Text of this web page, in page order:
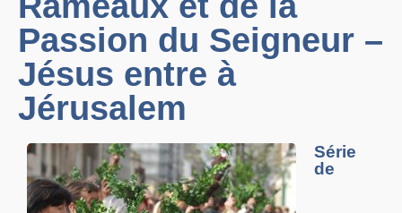
Passion du Seigneur –
Jésus entre à
Jérusalem
Série
de